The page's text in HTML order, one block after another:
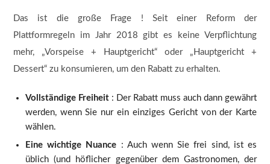
Das ist die große Frage ! Seit einer Reform der
Plattformregeln im Jahr 2018 gibt es keine Verpflichtung
mehr, „Vorspeise + Hauptgericht“ oder „Hauptgericht +
Dessert“ zu konsumieren, um den Rabatt zu erhalten.
Vollständige Freiheit: Der Rabatt muss auch dann gewährt
werden, wenn Sie nur ein einziges Gericht von der Karte
wählen.
Eine wichtige Nuance : Auch wenn Sie frei sind, ist es
üblich (und höflicher gegenüber dem Gastronomen, der